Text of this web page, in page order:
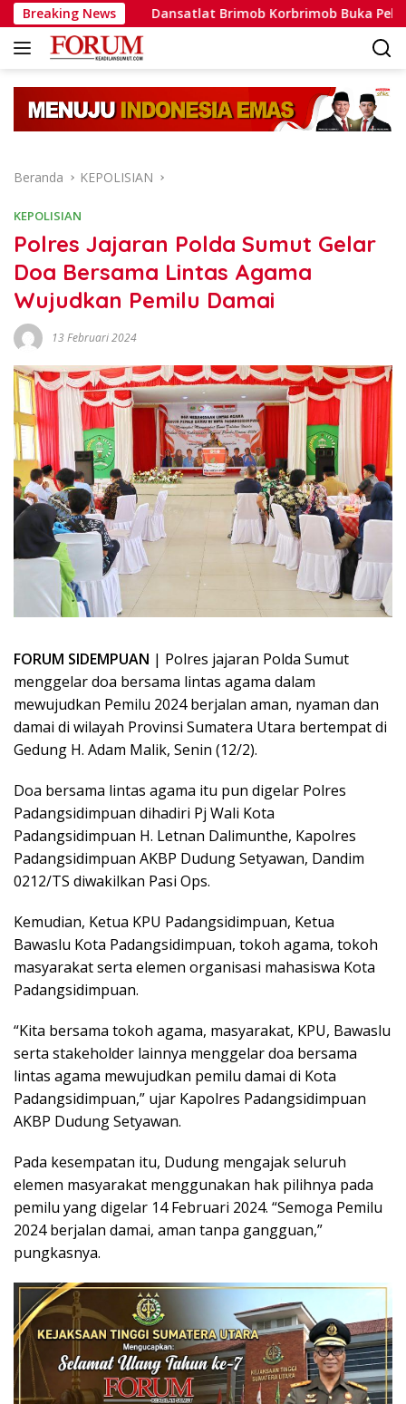
Langsung
ke
konten
Breaking News
Dansatlat Brimob Korbrimob Buka Pelatihan
Beranda KEPOLISIAN
KEPOLISIAN
Polres Jajaran Polda Sumut Gelar
Doa Bersama Lintas Agama
Wujudkan Pemilu Damai
13 Februari 2024
FORUM SIDEMPUAN | Polres jajaran Polda Sumut
menggelar doa bersama lintas agama dalam
mewujudkan Pemilu 2024 berjalan aman, nyaman dan
damai di wilayah Provinsi Sumatera Utara bertempat di
Gedung H. Adam Malik, Senin (12/2).
Doa bersama lintas agama itu pun digelar Polres
Padangsidimpuan dihadiri Pj Wali Kota
Padangsidimpuan H. Letnan Dalimunthe, Kapolres
Padangsidimpuan AKBP Dudung Setyawan, Dandim
0212/TS diwakilkan Pasi Ops.
Kemudian, Ketua KPU Padangsidimpuan, ⁠Ketua
Bawaslu Kota Padangsidimpuan, tokoh agama, tokoh
masyarakat serta elemen organisasi mahasiswa Kota
Padangsidimpuan.
“Kita bersama tokoh agama, masyarakat, KPU, Bawaslu
serta stakeholder lainnya menggelar doa bersama
lintas agama mewujudkan pemilu damai di Kota
Padangsidimpuan,” ujar Kapolres Padangsidimpuan
AKBP Dudung Setyawan.
Pada kesempatan itu, Dudung mengajak seluruh
elemen masyarakat menggunakan hak pilihnya pada
pemilu yang digelar 14 Februari 2024. “Semoga Pemilu
2024 berjalan damai, aman tanpa gangguan,”
pungkasnya.